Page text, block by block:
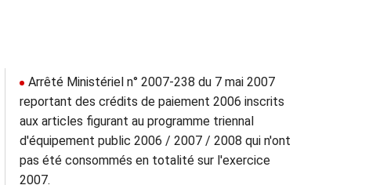
Arrêté Ministériel n° 2007-238 du 7 mai 2007
reportant des crédits de paiement 2006 inscrits
aux articles figurant au programme triennal
d'équipement public 2006 / 2007 / 2008 qui n'ont
pas été consommés en totalité sur l'exercice
2007.